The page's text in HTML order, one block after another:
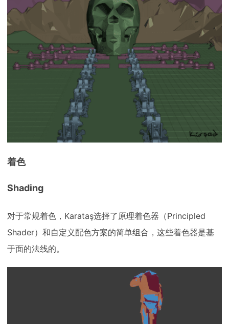
着色
Shading
对于常规着色，Karataş选择了原理着色器（Principled
Shader）和自定义配色方案的简单组合，这些着色器是基
于面的法线的。